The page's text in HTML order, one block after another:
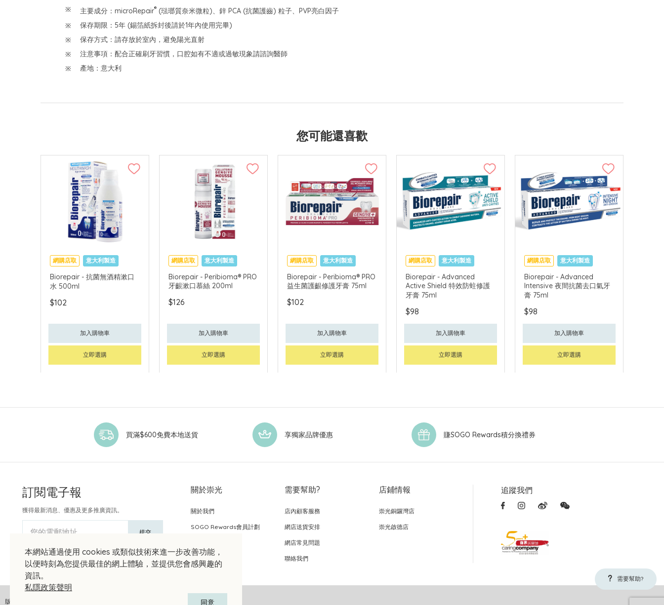
主要成分：microRepair® (琺瑯質奈米微粒)、鋅 PCA (抗菌護齒) 粒子、PVP亮白因子
保存期限：5年 (錫箔紙拆封後請於1年內使用完畢)
保存方式：請存放於室內，避免陽光直射
注意事項：配合正確刷牙習慣，口腔如有不適或過敏現象請諮詢醫師
產地：意大利
您可能還喜歡
網購店取 意大利製造
Biorepair - 抗菌無酒精漱口
水 500ml
$102
加入購物車
立即選購
網購店取 意大利製造
Biorepair - Peribioma® PRO
牙齦漱口慕絲 200ml
$126
加入購物車
立即選購
網購店取 意大利製造
Biorepair - Peribioma® PRO
益生菌護齦修護牙膏 75ml
$102
加入購物車
立即選購
網購店取 意大利製造
Biorepair - Advanced
Active Shield 特效防蛀修護
牙膏 75ml
$98
加入購物車
立即選購
網購店取 意大利製造
Biorepair - Advanced
Intensive 夜間抗菌去口氣牙
膏 75ml
$98
加入購物車
立即選購
本網站通過使用 cookies 或類似技術來進一步改善功能，
以便時刻為您提供最佳的網上體驗，並提供您會感興趣的
資訊。
私隱政策聲明
同意
需要幫助?
買滿$600免費本地送貨 享獨家品牌優惠 賺SOGO Rewards積分換禮券
訂閱電子報
獲得最新消息、優惠及更多推廣資訊。
您的電郵地址 提交
關於崇光
關於我們
SOGO Rewards會員計劃
需要幫助?
店內顧客服務
網店送貨安排
網店常見問題
聯絡我們
店鋪情報
崇光銅鑼灣店
崇光啟德店
追蹤我們
版權聲明 © 2026 崇光(香港)百貨有限公司 版權所有 不得轉載